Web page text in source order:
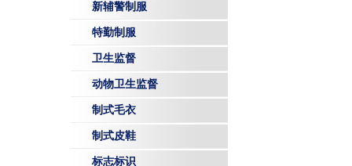
新辅警制服
特勤制服
卫生监督
动物卫生监督
制式毛衣
制式皮鞋
标志标识